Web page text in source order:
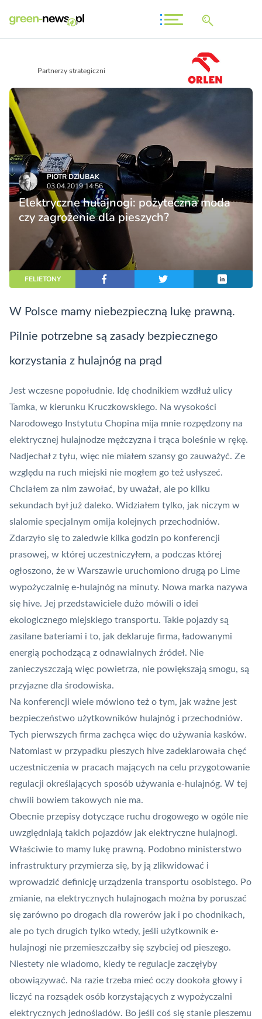
Partnerzy strategiczni
PIOTR DZIUBAK
03.04.2019 14:56
Elektryczne hulajnogi: pożyteczna moda
czy zagrożenie dla pieszych?
FELIETONY
W Polsce mamy niebezpieczną lukę prawną.
Pilnie potrzebne są zasady bezpiecznego
korzystania z hulajnóg na prąd
Jest wczesne popołudnie. Idę chodnikiem wzdłuż ulicy
Tamka, w kierunku Kruczkowskiego. Na wysokości
Narodowego Instytutu Chopina mija mnie rozpędzony na
elektrycznej hulajnodze mężczyzna i trąca boleśnie w rękę.
Nadjechał z tyłu, więc nie miałem szansy go zauważyć. Ze
względu na ruch miejski nie mogłem go też usłyszeć.
Chciałem za nim zawołać, by uważał, ale po kilku
sekundach był już daleko. Widziałem tylko, jak niczym w
slalomie specjalnym omija kolejnych przechodniów.
Zdarzyło się to zaledwie kilka godzin po konferencji
prasowej, w której uczestniczyłem, a podczas której
ogłoszono, że w Warszawie uruchomiono drugą po Lime
wypożyczalnię e-hulajnóg na minuty. Nowa marka nazywa
się hive. Jej przedstawiciele dużo mówili o idei
ekologicznego miejskiego transportu. Takie pojazdy są
zasilane bateriami i to, jak deklaruje firma, ładowanymi
energią pochodzącą z odnawialnych źródeł. Nie
zanieczyszczają więc powietrza, nie powiększają smogu, są
przyjazne dla środowiska.
Na konferencji wiele mówiono też o tym, jak ważne jest
bezpieczeństwo użytkowników hulajnóg i przechodniów.
Tych pierwszych firma zachęca więc do używania kasków.
Natomiast w przypadku pieszych hive zadeklarowała chęć
uczestniczenia w pracach mających na celu przygotowanie
regulacji określających sposób używania e-hulajnóg. W tej
chwili bowiem takowych nie ma.
Obecnie przepisy dotyczące ruchu drogowego w ogóle nie
uwzględniają takich pojazdów jak elektryczne hulajnogi.
Właściwie to mamy lukę prawną. Podobno ministerstwo
infrastruktury przymierza się, by ją zlikwidować i
wprowadzić definicję urządzenia transportu osobistego. Po
zmianie, na elektrycznych hulajnogach można by poruszać
się zarówno po drogach dla rowerów jak i po chodnikach,
ale po tych drugich tylko wtedy, jeśli użytkownik e-
hulajnogi nie przemieszczałby się szybciej od pieszego.
Niestety nie wiadomo, kiedy te regulacje zaczęłyby
obowiązywać. Na razie trzeba mieć oczy dookoła głowy i
liczyć na rozsądek osób korzystających z wypożyczalni
elektrycznych jednośladów. Bo jeśli coś się stanie pieszemu